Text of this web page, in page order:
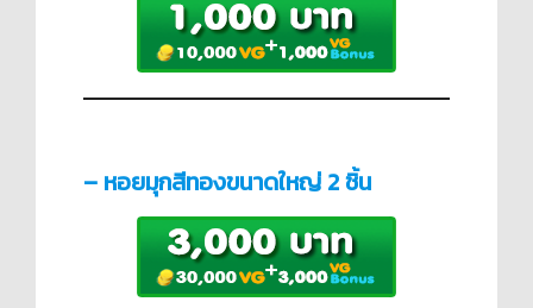
– หอยมุกสีทองขนาดใหญ่ 2 ชิ้น